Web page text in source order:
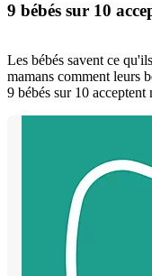
9 bébés sur 10
Les bébés savent ce
mamans comment leurs
9 bébés sur 10 acceptent